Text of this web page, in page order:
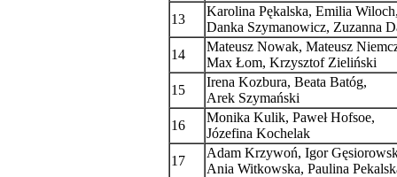
13
Karolina Pękalska, Emilia
Danka Szymanowicz, Zuzanna
14
Mateusz Nowak, Mateusz
Max Łom, Krzysztof Zieliński
15
Irena Kozbura, Beata Batóg,
Arek Szymański
16
Monika Kulik, Paweł Hofsoe,
Józefina Kochelak
17
Adam Krzywoń, Igor
Ania Witkowska, Paulina